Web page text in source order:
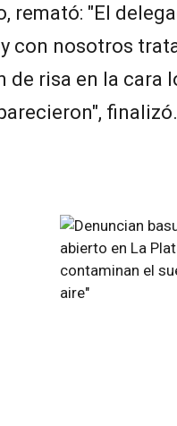
remató: "El
con nosotros
de risa en la cara
finalizó.